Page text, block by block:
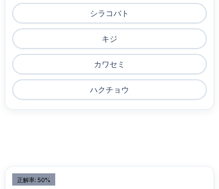
シラコバト
キジ
カワセミ
ハクチョウ
正解率: 50%